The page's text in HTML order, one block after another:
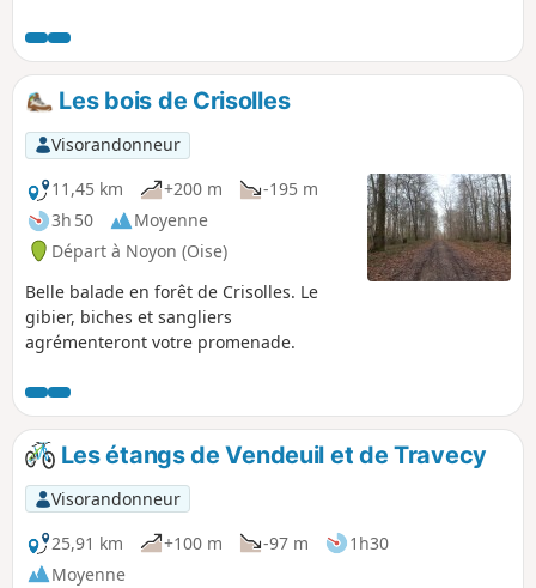
soldat qui y fut fusillé pour l'exemple, cette randonnée
principalement à travers champs retrace l'histoire
douloureuse de ces lieux.
Les bois de Crisolles
Visorandonneur
11,45 km
+200 m
-195 m
3h 50
Moyenne
Départ à Noyon (Oise)
Belle balade en forêt de Crisolles. Le
gibier, biches et sangliers
agrémenteront votre promenade.
Les étangs de Vendeuil et de Travecy
Visorandonneur
25,91 km
+100 m -97 m
1h30
Moyenne